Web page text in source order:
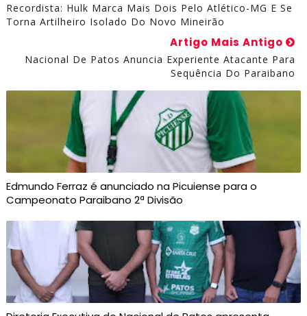
Recordista: Hulk Marca Mais Dois Pelo Atlético-MG E Se
Torna Artilheiro Isolado Do Novo Mineirão
Artigo Mais Antigo
Nacional De Patos Anuncia Experiente Atacante Para
Sequência Do Paraibano
Edmundo Ferraz é anunciado na Picuiense para o
Campeonato Paraibano 2ª Divisão